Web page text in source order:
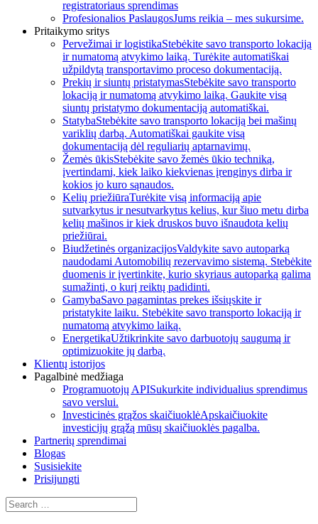
registratoriaus sprendimas
Profesionalios PaslaugosJums reikia – mes sukursime.
Pritaikymo sritys
Pervežimai ir logistikaStebėkite savo transporto lokaciją
ir numatomą atvykimo laiką. Turėkite automatiškai
užpildytą transportavimo proceso dokumentaciją.
Prekių ir siuntų pristatymasStebėkite savo transporto
lokaciją ir numatomą atvykimo laiką. Gaukite visą
siuntų pristatymo dokumentaciją automatiškai.
StatybaStebėkite savo transporto lokaciją bei mašinų
variklių darbą. Automatiškai gaukite visą
dokumentaciją dėl reguliarių aptarnavimų.
Žemės ūkisStebėkite savo žemės ūkio techniką,
įvertindami, kiek laiko kiekvienas įrenginys dirba ir
kokios jo kuro sąnaudos.
Kelių priežiūraTurėkite visą informaciją apie
sutvarkytus ir nesutvarkytus kelius, kur šiuo metu dirba
kelių mašinos ir kiek druskos buvo išnaudota kelių
priežiūrai.
Biudžetinės organizacijosValdykite savo autoparką
naudodami Automobilių rezervavimo sistemą. Stebėkite
duomenis ir įvertinkite, kurio skyriaus autoparką galima
sumažinti, o kurį reiktų padidinti.
GamybaSavo pagamintas prekes išsiųskite ir
pristatykite laiku. Stebėkite savo transporto lokaciją ir
numatomą atvykimo laiką.
EnergetikaUžtikrinkite savo darbuotojų saugumą ir
optimizuokite jų darbą.
Klientų istorijos
Pagalbinė medžiaga
Programuotojų APISukurkite individualius sprendimus
savo verslui.
Investicinės grąžos skaičiuoklėApskaičiuokite
investicijų grąžą mūsų skaičiuoklės pagalba.
Partnerių sprendimai
Blogas
Susisiekite
Prisijungti